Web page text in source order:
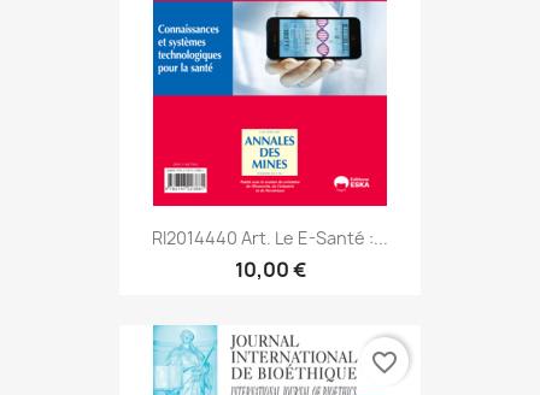
RI2014440 Art. Le E-Santé :...
10,00 €
favorite_border